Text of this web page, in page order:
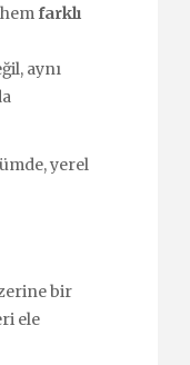
farklı
aynı
yerel
bir
ele